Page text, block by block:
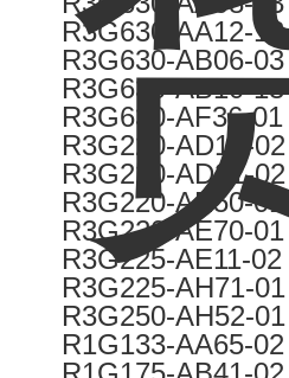
R3G630-AA12-13
R3G630-AB06-03
R3G630-AB10-13
R3G630-AF36-01
R3G220-AD17-02
R3G220-AD21-02
R3G220-AE50-01
R3G220-AE70-01
R3G225-AE11-02
R3G225-AH71-01
R3G250-AH52-01
R1G133-AA65-02